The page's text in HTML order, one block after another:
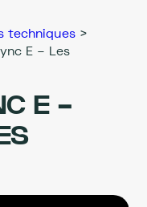
techniques >
E – Les
E –